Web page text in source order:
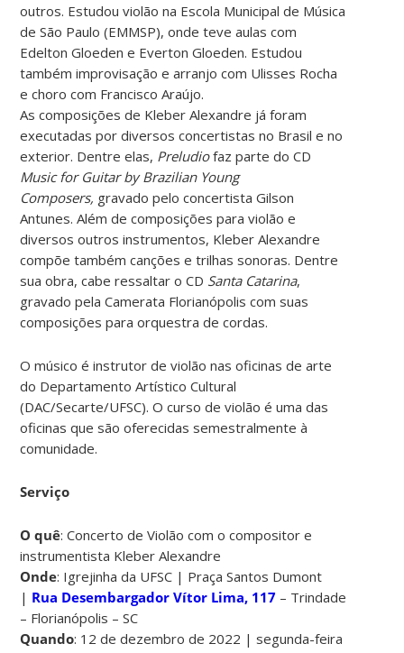
outros. Estudou violão na Escola Municipal de Música
de São Paulo (EMMSP), onde teve aulas com
Edelton Gloeden e Everton Gloeden. Estudou
também improvisação e arranjo com Ulisses Rocha
e choro com Francisco Araújo.
As composições de Kleber Alexandre já foram
executadas por diversos concertistas no Brasil e no
exterior. Dentre elas, Preludiofaz parte do CD
Music for Guitar by Brazilian Young
Composers, gravado pelo concertista Gilson
Antunes. Além de composições para violão e
diversos outros instrumentos, Kleber Alexandre
compõe também canções e trilhas sonoras. Dentre
sua obra, cabe ressaltar o CD Santa Catarina,
gravado pela Camerata Florianópolis com suas
composições para orquestra de cordas.
O músico é instrutor de violão nas oficinas de arte
do Departamento Artístico Cultural
(DAC/Secarte/UFSC). O curso de violão é uma das
oficinas que são oferecidas semestralmente à
comunidade.
Serviço
O quê: Concerto de Violão com o compositor e
instrumentista Kleber Alexandre
Onde: Igrejinha da UFSC | Praça Santos Dumont
| Rua Desembargador Vítor Lima, 117 – Trindade
– Florianópolis – SC
Quando: 12 de dezembro de 2022 | segunda-feira